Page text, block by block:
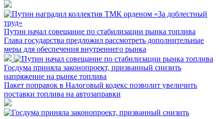
Путин начал совещание по стабилизации рынка топлива
Глава государства предложил рассмотреть дополнительные
меры для обеспечения внутреннего рынка
Госдума приняла законопроект, призванный снизить
напряжение на рынке топлива
Пакет поправок в Налоговый кодекс позволит увеличить
поставки топлива на автозаправки